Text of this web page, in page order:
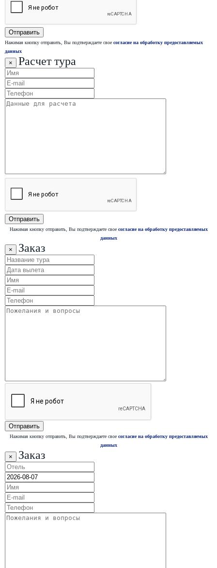
Нажимая кнопку отправить, Вы подтверждаете свое согласие на обработку предоставляемых
данных
× Расчет тура
Нажимая кнопку отправить, Вы подтверждаете свое согласие на обработку предоставляемых
данных
× Заказ
Нажимая кнопку отправить, Вы подтверждаете свое согласие на обработку предоставляемых
данных
× Заказ